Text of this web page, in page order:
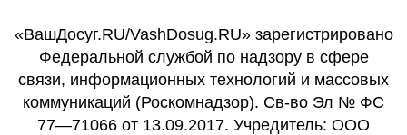
«ВашДосуг.RU/VashDosug.RU» зарегистрировано
Федеральной службой по надзору в сфере
связи, информационных технологий и массовых
коммуникаций (Роскомнадзор). Св-во Эл № ФС
77—71066 от 13.09.2017. Учредитель: ООО